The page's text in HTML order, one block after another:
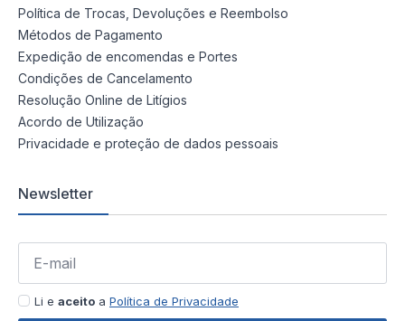
Política de Trocas, Devoluções e Reembolso
Métodos de Pagamento
Expedição de encomendas e Portes
Condições de Cancelamento
Resolução Online de Litígios
Acordo de Utilização
Privacidade e proteção de dados pessoais
Newsletter
Li e aceito a Política de Privacidade